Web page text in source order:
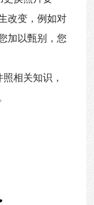
改变，例如对
加以甄别，您
相关知识，